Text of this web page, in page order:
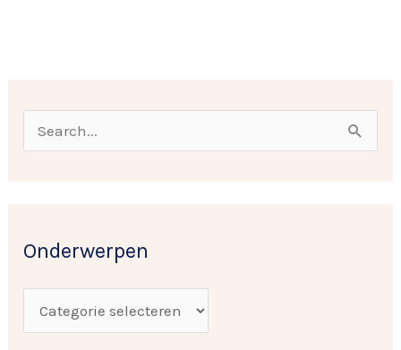
n
a
Onderwerpen
d
w
p